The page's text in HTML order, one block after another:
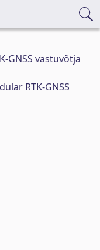
GNSS vastuvõtja
RTK-GNSS